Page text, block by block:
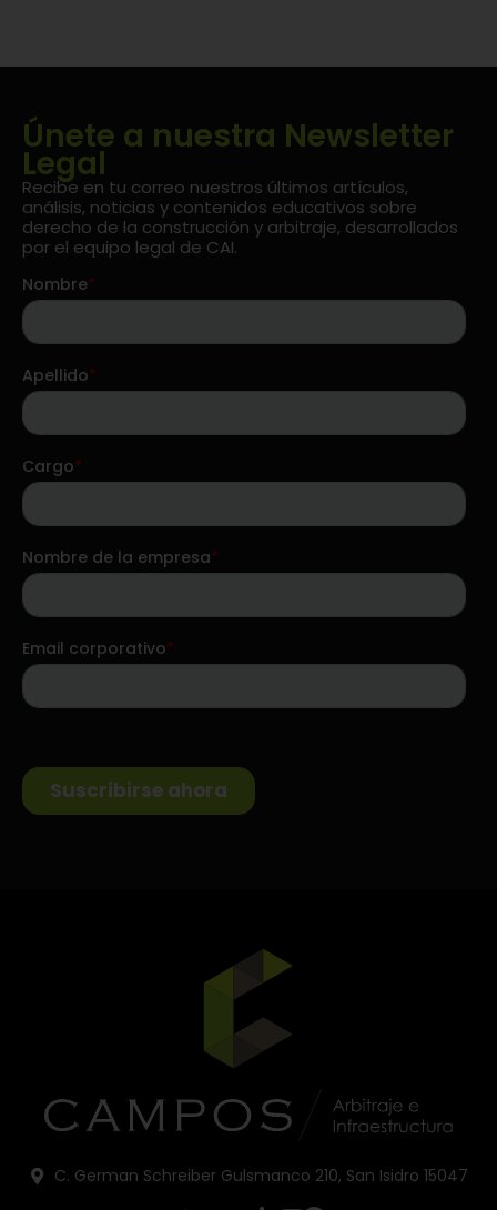
Únete a nuestra Newsletter
Legal
Recibe en tu correo nuestros últimos artículos,
análisis, noticias y contenidos educativos sobre
derecho de la construcción y arbitraje, desarrollados
por el equipo legal de CAI.
C. German Schreiber Gulsmanco 210, San Isidro 15047